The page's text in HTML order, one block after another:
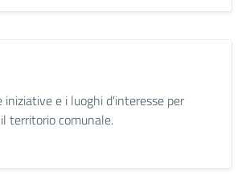
e i luoghi d'interesse per
territorio comunale.